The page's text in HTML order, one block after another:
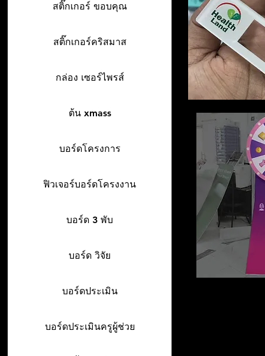
สติ๊กเกอร์ ขอบคุณ
สติ๊กเกอร์คริสมาส
กล่อง เซอร์ไพรส์
ต้น xmass
บอร์ดโครงการ
ฟิวเจอร์บอร์ดโครงงาน
บอร์ด 3 พับ
บอร์ด วิจัย
บอร์ดประเมิน
บอร์ดประเมินครูผู้ช่วย